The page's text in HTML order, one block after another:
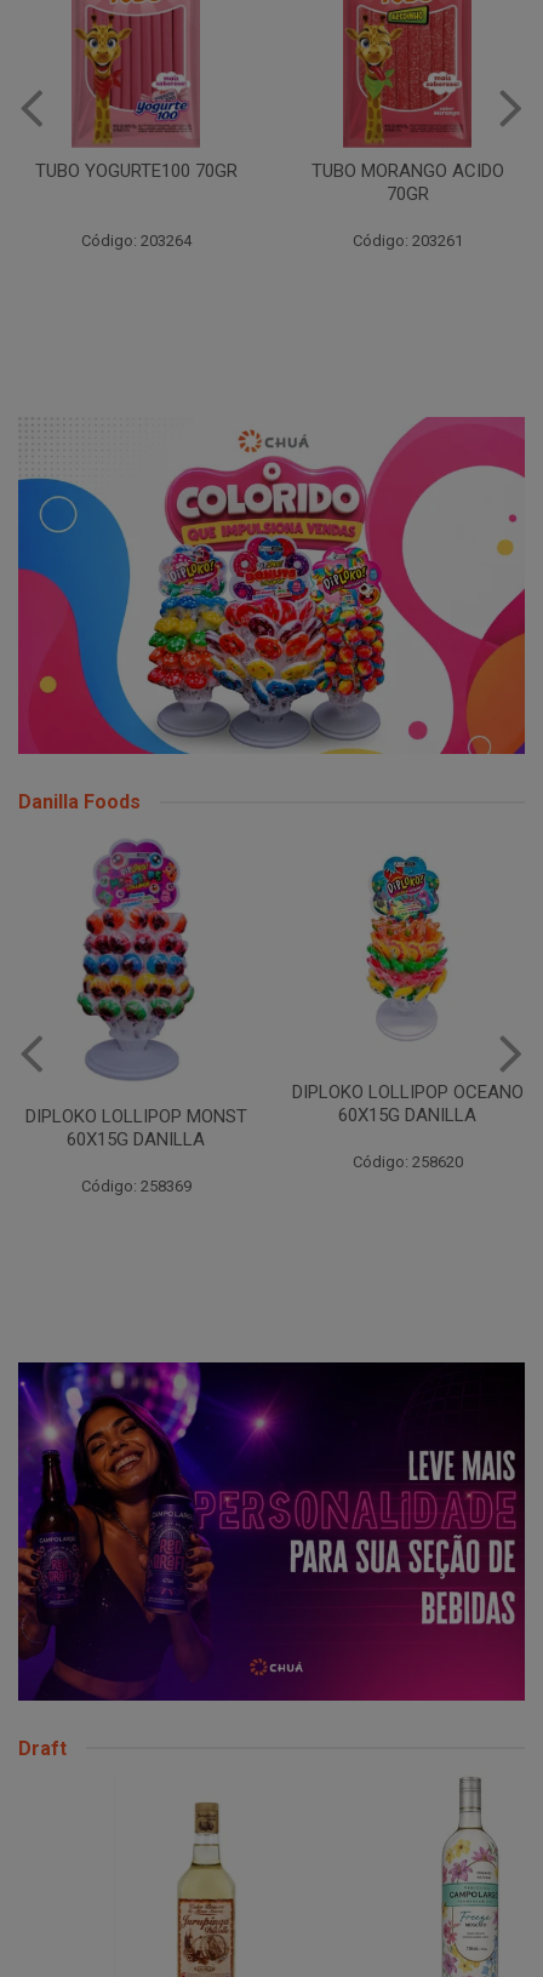
TUBO MORANGO ACIDO
Código: 203261
GIRAFA YOGURTE100
30X30GR
Danilla Foods
DIPLOKO LOLLIPOP MONST
60X15G DANILLA
Código: 258369
DIPLOKO LOLLIPOP OCEANO
60X15G DANILLA
Código: 258620
Draft